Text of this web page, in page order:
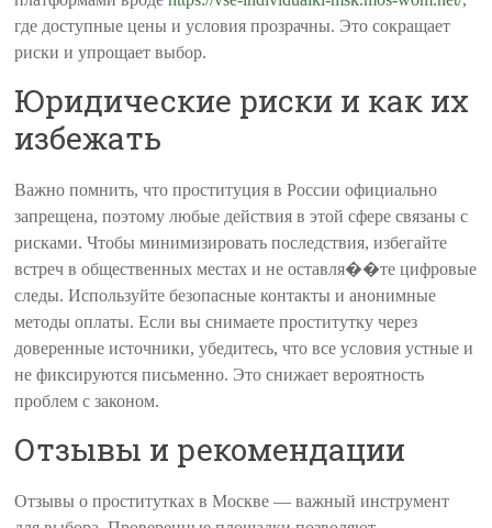
где доступные цены и условия прозрачны. Это сокращает
риски и упрощает выбор.
Юридические риски и как их
избежать
Важно помнить, что проституция в России официально
запрещена, поэтому любые действия в этой сфере связаны с
рисками. Чтобы минимизировать последствия, избегайте
встреч в общественных местах и не оставля��те цифровые
следы. Используйте безопасные контакты и анонимные
методы оплаты. Если вы снимаете проститутку через
доверенные источники, убедитесь, что все условия устные и
не фиксируются письменно. Это снижает вероятность
проблем с законом.
Отзывы и рекомендации
Отзывы о проститутках в Москве — важный инструмент